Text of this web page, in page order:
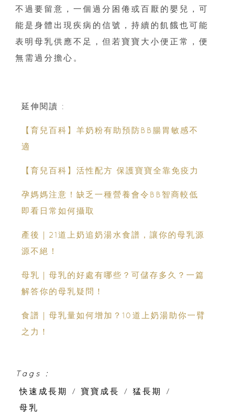
不過要留意，一個過分困倦或百厭的嬰兒，可
能是身體出現疾病的信號，持續的飢餓也可能
表明母乳供應不足，但若寶寶大小便正常，便
無需過分擔心。
延伸閱讀 :
【育兒百科】羊奶粉有助預防BB腸胃敏感不
適
【育兒百科】活性配方 保護寶寶全靠免疫力
孕媽媽注意！缺乏一種營養會令BB智商較低
即看日常如何攝取
產後｜21道上奶追奶湯水食譜，讓你的母乳源
源不絕！
母乳｜母乳的好處有哪些？可儲存多久？一篇
解答你的母乳疑問！
食譜｜母乳量如何增加？10道上奶湯助你一臂
之力！
Tags :
快速成長期
/ 寶寶成長 / 猛長期
/
母乳